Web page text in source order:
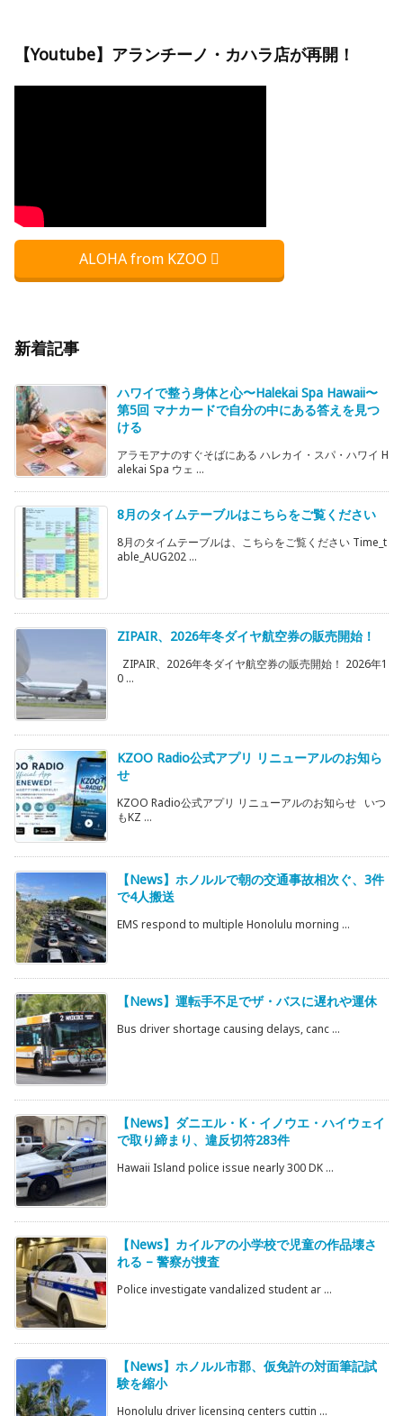
【Youtube】アランチーノ・カハラ店が再開！
ALOHA from KZOO
新着記事
ハワイで整う身体と心〜Halekai Spa Hawaii〜
第5回 マナカードで自分の中にある答えを見つ
ける
アラモアナのすぐそばにある ハレカイ・スパ・ハワイ H
alekai Spa ウェ ...
8月のタイムテーブルはこちらをご覧ください
8月のタイムテーブルは、こちらをご覧ください Time_t
able_AUG202 ...
ZIPAIR、2026年冬ダイヤ航空券の販売開始！
ZIPAIR、2026年冬ダイヤ航空券の販売開始！ 2026年1
0 ...
KZOO Radio公式アプリ リニューアルのお知ら
せ
KZOO Radio公式アプリ リニューアルのお知らせ いつ
もKZ ...
【News】ホノルルで朝の交通事故相次ぐ、3件
で4人搬送
EMS respond to multiple Honolulu morning ...
【News】運転手不足でザ・バスに遅れや運休
Bus driver shortage causing delays, canc ...
【News】ダニエル・K・イノウエ・ハイウェイ
で取り締まり、違反切符283件
Hawaii Island police issue nearly 300 DK ...
【News】カイルアの小学校で児童の作品壊さ
れる – 警察が捜査
Police investigate vandalized student ar ...
【News】ホノルル市郡、仮免許の対面筆記試
験を縮小
Honolulu driver licensing centers cuttin ...